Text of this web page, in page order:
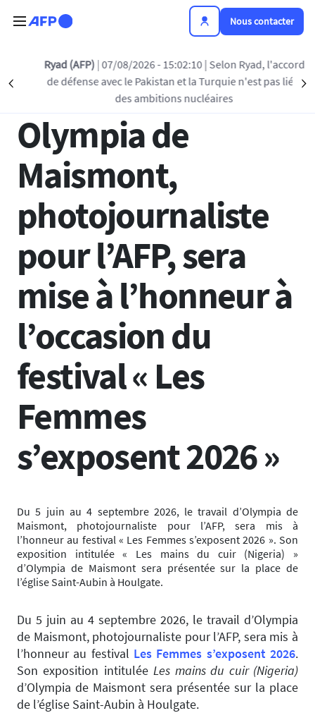
Nous contacter
Précédent
Ryad (AFP)| 07/08/2026 - 15:02:10| Selon Ryad, l'accord
de défense avec le Pakistan et la Turquie n'est pas lié à
des ambitions nucléaires
Retour à la liste
04 JUIN 2026 - 14:45
Olympia de
Maismont,
photojournaliste
pour l’AFP, sera
mise à l’honneur à
l’occasion du
festival « Les
Femmes
s’exposent 2026 »
Du 5 juin au 4 septembre 2026, le travail d’Olympia de
Maismont, photojournaliste pour l’AFP, sera mis à
l’honneur au festival « Les Femmes s’exposent 2026 ». Son
exposition intitulée « Les mains du cuir (Nigeria) »
d’Olympia de Maismont sera présentée sur la place de
l’église Saint-Aubin à Houlgate.
Du 5 juin au 4 septembre 2026, le travail d’Olympia
de Maismont, photojournaliste pour l’AFP, sera mis à
l’honneur au festival Les Femmes s’exposent 2026.
Son exposition intituléeLes mains du cuir (Nigeria)
d’Olympia de Maismont sera présentée sur la place
de l’église Saint-Aubin à Houlgate.